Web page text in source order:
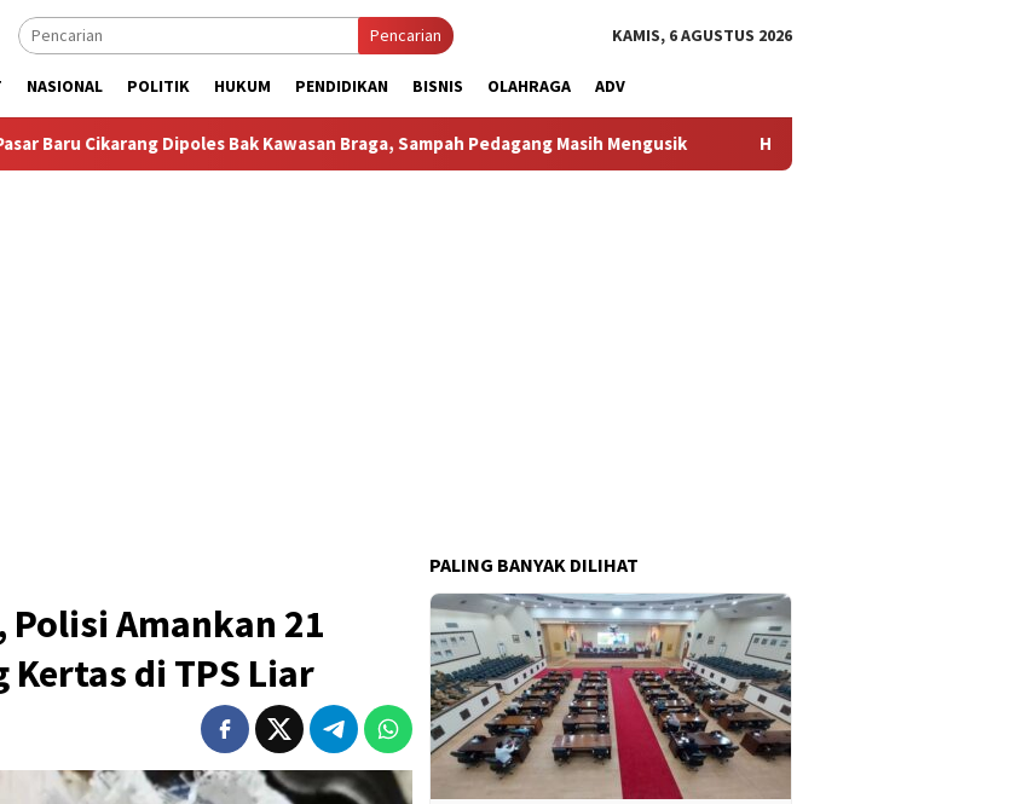
Pencarian KAMIS, 6 AGUSTUS 2026
NASIONAL POLITIK HUKUM PENDIDIKAN BISNIS OLAHRAGA ADV
Dipoles Bak Kawasan Braga, Sampah Pedagang Masih Mengusik Hilang 5 Bulan, Ustadz Ujang Akhirnya Kembali
Amankan 21
Kertas di TPS Liar
PALING BANYAK DILIHAT